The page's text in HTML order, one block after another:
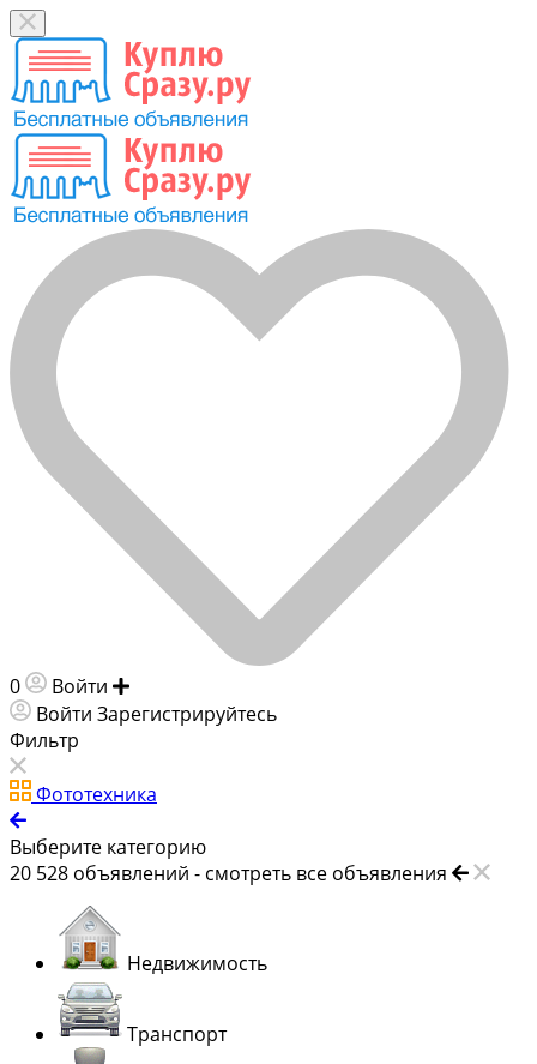
0 Войти
Войти Зарегистрируйтесь
Фильтр
Фототехника
Выберите категорию
20 528 объявлений - смотреть все объявления
Недвижимость
Транспорт